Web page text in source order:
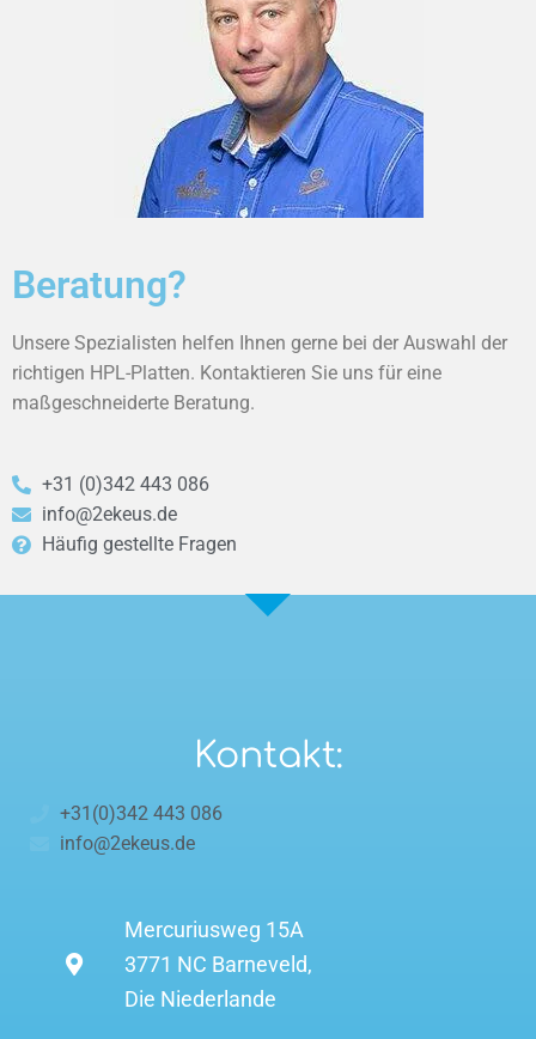
Beratung?
Unsere Spezialisten helfen Ihnen gerne bei der Auswahl der
richtigen HPL-Platten. Kontaktieren Sie uns für eine
maßgeschneiderte Beratung.
+31 (0)342 443 086
info@2ekeus.de
Häufig gestellte Fragen
Kontakt:
+31(0)342 443 086
info@2ekeus.de
Mercuriusweg 15A
3771 NC Barneveld,
Die Niederlande